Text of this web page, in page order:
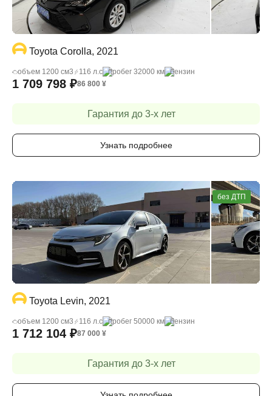
Toyota Corolla, 2021
объем 1200 cм3 116 л.с пробег 32000 км бензин
1 709 798 ₽86 800 ¥
Гарантия до 3-х лет
Узнать подробнее
без ДТП
Toyota Levin, 2021
объем 1200 cм3 116 л.с пробег 50000 км бензин
1 712 104 ₽87 000 ¥
Гарантия до 3-х лет